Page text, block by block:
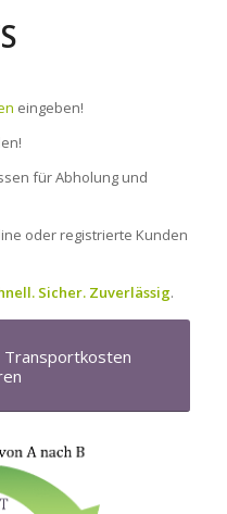
eingeben!
für Abholung und
oder registrierte Kunden
Sicher. Zuverlässig.
Transportkosten